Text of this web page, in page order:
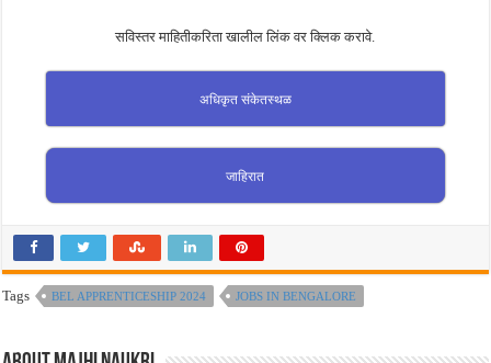
सविस्तर माहितीकरिता खालील लिंक वर क्लिक करावे.
अधिकृत संकेतस्थळ
जाहिरात
Tags BEL APPRENTICESHIP 2024 JOBS IN BENGALORE